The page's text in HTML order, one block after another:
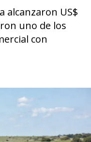
alcanzaron US$
uno de los
con